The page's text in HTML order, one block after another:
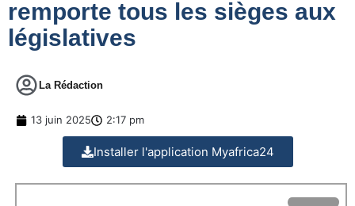
remporte tous les sièges aux
législatives
La Rédaction
13 juin 2025 2:17 pm
Installer l'application Myafrica24